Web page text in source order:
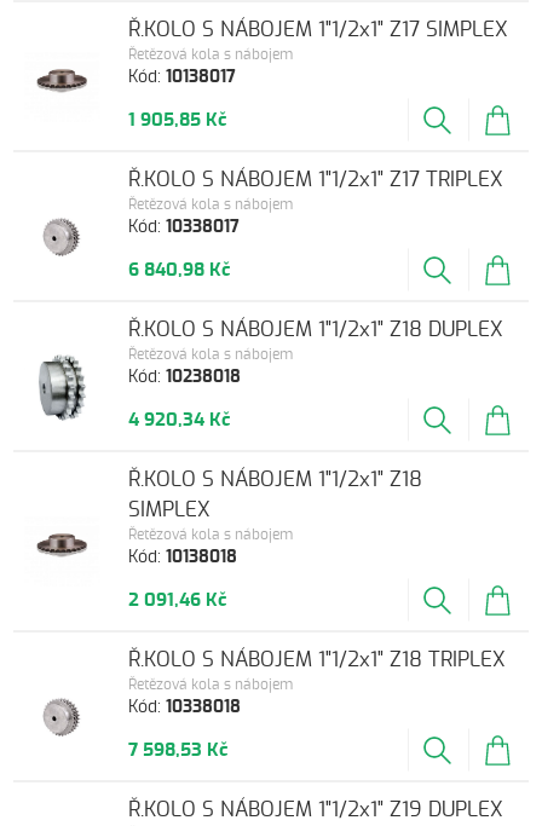
Kód:10138017
Řetězová kola s nábojem
Ř.KOLO S NÁBOJEM 1"1/2x1" Z17 SIMPLEX
1 905,85 Kč
Kód:10338017
Řetězová kola s nábojem
Ř.KOLO S NÁBOJEM 1"1/2x1" Z17 TRIPLEX
6 840,98 Kč
Kód:10238018
Řetězová kola s nábojem
Ř.KOLO S NÁBOJEM 1"1/2x1" Z18 DUPLEX
4 920,34 Kč
Kód:10138018
Řetězová kola s nábojem
Ř.KOLO S NÁBOJEM 1"1/2x1" Z18
SIMPLEX
2 091,46 Kč
Kód:10338018
Řetězová kola s nábojem
Ř.KOLO S NÁBOJEM 1"1/2x1" Z18 TRIPLEX
7 598,53 Kč
Ř.KOLO S NÁBOJEM 1"1/2x1" Z19 DUPLEX